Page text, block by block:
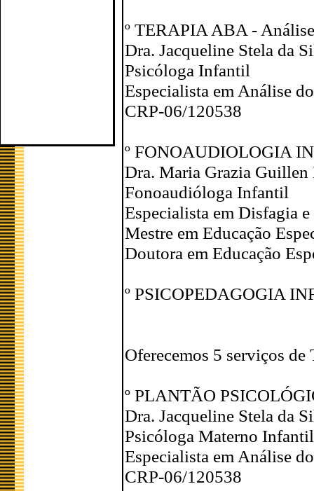
º TERAPIA ABA -
Dra. Jacqueline Stela da
Psicóloga Infantil
Especialista em Análise
CRP-06/120538
º FONOAUDIOLOGIA
Dra. Maria Grazia Guillen
Fonoaudióloga Infantil
Especialista em Disfagia e
Mestre em Educação
Doutora em Educação
º PSICOPEDAGOGIA
Oferecemos 5 serviços de
º PLANTÃO
Dra. Jacqueline Stela da
Psicóloga Materno Infantil
Especialista em Análise
CRP-06/120538